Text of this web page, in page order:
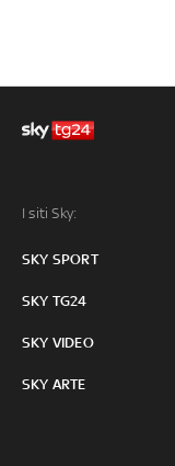
I siti Sky:
SKY SPORT
SKY TG24
SKY VIDEO
SKY ARTE